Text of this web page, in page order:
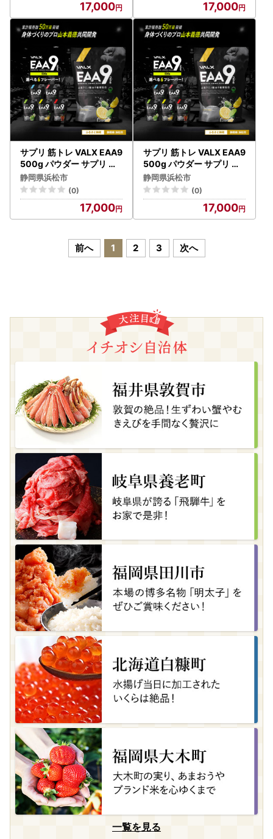
17,000 17,000
サプリ 筋トレ VALX EAA9
500g パウダー サプリ コ
ーラ風味
静岡県浜松市
(0)
17,000
サプリ 筋トレ VALX EAA9
500g パウダー サプリ ラ
イチ風味
静岡県浜松市
(0)
17,000
前へ 1 2 3 次へ
一覧を見る